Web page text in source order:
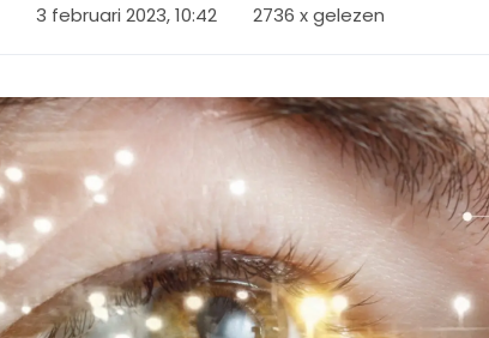
3 februari 2023, 10:42 2736 x gelezen